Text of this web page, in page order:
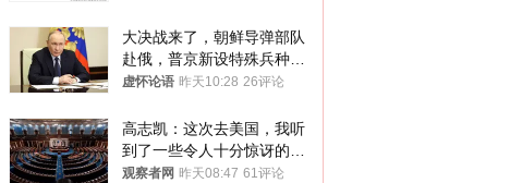
大决战来了，朝鲜导弹部队
赴俄，普京新设特殊兵种，
76岁老将扛旗
虚怀论语 昨天10:28 26评论
高志凯：这次去美国，我听
到了一些令人十分惊讶的消
息
观察者网 昨天08:47 61评论